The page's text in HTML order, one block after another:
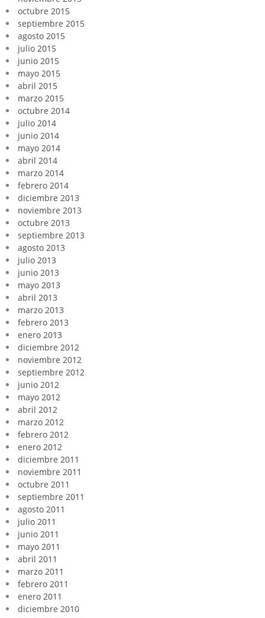
octubre 2015
septiembre 2015
agosto 2015
julio 2015
junio 2015
mayo 2015
abril 2015
marzo 2015
octubre 2014
julio 2014
junio 2014
mayo 2014
abril 2014
marzo 2014
febrero 2014
diciembre 2013
noviembre 2013
octubre 2013
septiembre 2013
agosto 2013
julio 2013
junio 2013
mayo 2013
abril 2013
marzo 2013
febrero 2013
enero 2013
diciembre 2012
noviembre 2012
septiembre 2012
junio 2012
mayo 2012
abril 2012
marzo 2012
febrero 2012
enero 2012
diciembre 2011
noviembre 2011
octubre 2011
septiembre 2011
agosto 2011
julio 2011
junio 2011
mayo 2011
abril 2011
marzo 2011
febrero 2011
enero 2011
diciembre 2010